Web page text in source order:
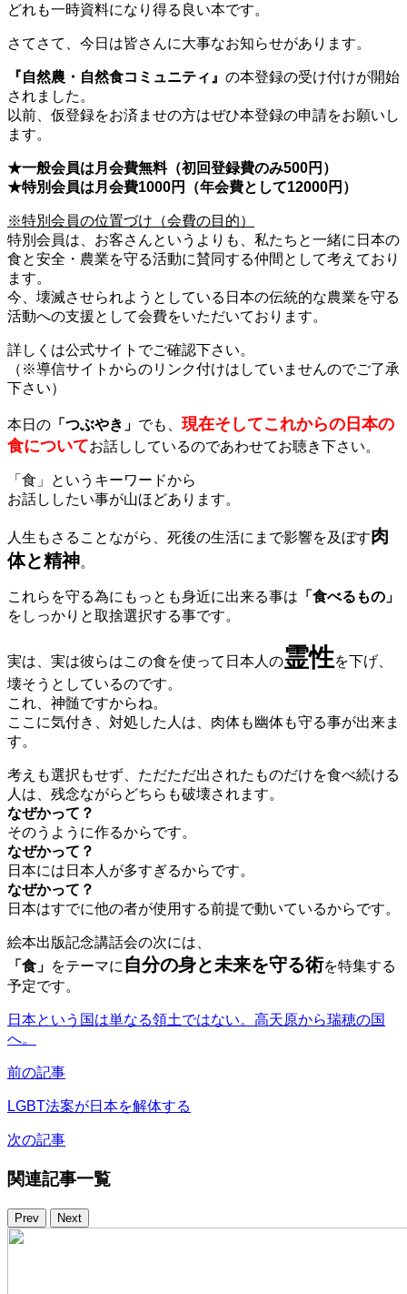
どれも一時資料になり得る良い本です。
さてさて、今日は皆さんに大事なお知らせがあります。
『自然農・自然食コミュニティ』 の本登録の受け付けが開始
されました。
以前、仮登録をお済ませの方はぜひ本登録の申請をお願いし
ます。
★一般会員は月会費無料（初回登録費のみ500円）
★特別会員は月会費1000円（年会費として12000円）
※特別会員の位置づけ（会費の目的）
特別会員は、お客さんというよりも、私たちと一緒に日本の
食と安全・農業を守る活動に賛同する仲間として考えており
ます。
今、壊滅させられようとしている日本の伝統的な農業を守る
活動への支援として会費をいただいております。
詳しくは公式サイトでご確認下さい。
（※導信サイトからのリンク付けはしていませんのでご了承
下さい）
本日の 「つぶやき」 でも、 現在そしてこれからの日本の
食についてお話ししているのであわせてお聴き下さい。
「食」というキーワードから
お話ししたい事が山ほどあります。
人生もさることながら、死後の生活にまで影響を及ぼす肉
体と精神。
これらを守る為にもっとも身近に出来る事は 「食べるもの」
をしっかりと取捨選択する事です。
実は、実は彼らはこの食を使って日本人の霊性を下げ、
壊そうとしているのです。
これ、神髄ですからね。
ここに気付き、対処した人は、肉体も幽体も守る事が出来ま
す。
考えも選択もせず、ただただ出されたものだけを食べ続ける
人は、残念ながらどちらも破壊されます。
なぜかって？
そのうように作るからです。
なぜかって？
日本には日本人が多すぎるからです。
なぜかって？
日本はすでに他の者が使用する前提で動いているからです。
絵本出版記念講話会の次には、
「食」 をテーマに自分の身と未来を守る術を特集する
予定です。
日本という国は単なる領土ではない。高天原から瑞穂の国
へ。
前の記事
LGBT法案が日本を解体する
次の記事
関連記事一覧
Prev Next